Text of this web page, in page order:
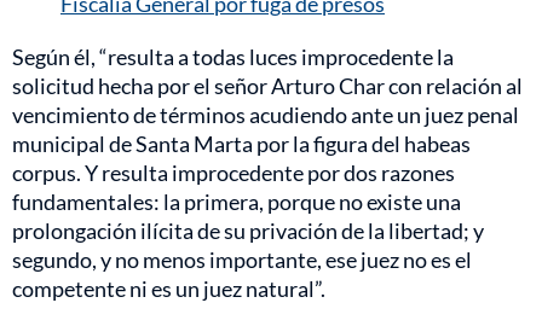
Según él, “resulta a todas luces improcedente la
solicitud hecha por el señor Arturo Char con relación al
vencimiento de términos acudiendo ante un juez penal
municipal de Santa Marta por la figura del habeas
corpus. Y resulta improcedente por dos razones
fundamentales: la primera, porque no existe una
prolongación ilícita de su privación de la libertad; y
segundo, y no menos importante, ese juez no es el
competente ni es un juez natural”.